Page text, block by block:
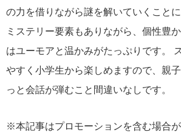
の力を借りながら謎を解いていくこと
ミステリー要素もありながら、個性豊
はユーモアと温かみがたっぷりです。
やすく小学生から楽しめますので、親
っと会話が弾むこと間違いなしです。
※本記事はプロモーションを含む場合が